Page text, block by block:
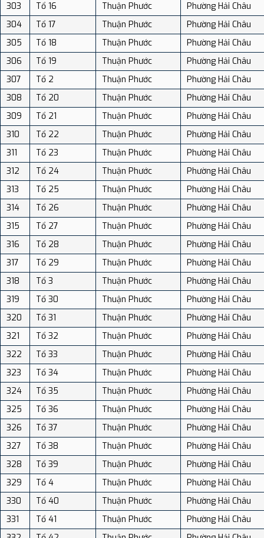
303
Tổ 16 Thuận Phước
Phường Hải Châu
304
Tổ 17 Thuận Phước
Phường Hải Châu
305
Tổ 18 Thuận Phước
Phường Hải Châu
306
Tổ 19 Thuận Phước
Phường Hải Châu
307
Tổ 2 Thuận Phước
Phường Hải Châu
308
Tổ 20 Thuận Phước
Phường Hải Châu
309
Tổ 21 Thuận Phước
Phường Hải Châu
310
Tổ 22 Thuận Phước
Phường Hải Châu
311
Tổ 23 Thuận Phước
Phường Hải Châu
312
Tổ 24 Thuận Phước
Phường Hải Châu
313
Tổ 25 Thuận Phước
Phường Hải Châu
314
Tổ 26 Thuận Phước
Phường Hải Châu
315
Tổ 27 Thuận Phước
Phường Hải Châu
316
Tổ 28 Thuận Phước
Phường Hải Châu
317
Tổ 29 Thuận Phước
Phường Hải Châu
318
Tổ 3 Thuận Phước
Phường Hải Châu
319
Tổ 30 Thuận Phước
Phường Hải Châu
320
Tổ 31 Thuận Phước
Phường Hải Châu
321
Tổ 32 Thuận Phước
Phường Hải Châu
322
Tổ 33 Thuận Phước
Phường Hải Châu
323
Tổ 34 Thuận Phước
Phường Hải Châu
324
Tổ 35 Thuận Phước
Phường Hải Châu
325
Tổ 36 Thuận Phước
Phường Hải Châu
326
Tổ 37 Thuận Phước
Phường Hải Châu
327
Tổ 38 Thuận Phước
Phường Hải Châu
328
Tổ 39 Thuận Phước
Phường Hải Châu
329
Tổ 4 Thuận Phước
Phường Hải Châu
330
Tổ 40 Thuận Phước
Phường Hải Châu
331
Tổ 41 Thuận Phước
Phường Hải Châu